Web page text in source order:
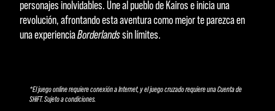
personajes inolvidables. Une al pueblo de Kairos e inicia una
revolución, afrontando esta aventura como mejor te parezca en
una experienciaBorderlandssin límites.
*El juego online requiere conexión a Internet, y el juego cruzado requiere una Cuenta de
SHiFT. Sujeto a condiciones.